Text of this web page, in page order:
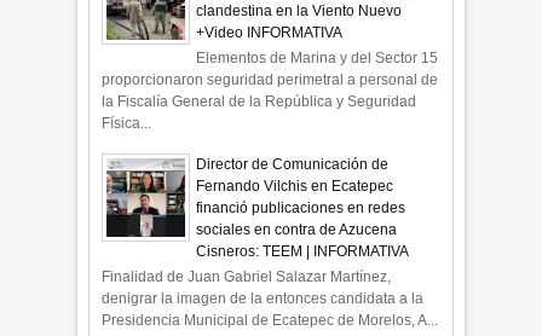
clandestina en la Viento Nuevo
+Video INFORMATIVA
Elementos de Marina y del Sector 15
proporcionaron seguridad perimetral a personal de
la Fiscalía General de la República y Seguridad
Física...
Director de Comunicación de
Fernando Vilchis en Ecatepec
financió publicaciones en redes
sociales en contra de Azucena
Cisneros: TEEM | INFORMATIVA
Finalidad de Juan Gabriel Salazar Martínez,
denigrar la imagen de la entonces candidata a la
Presidencia Municipal de Ecatepec de Morelos, A...